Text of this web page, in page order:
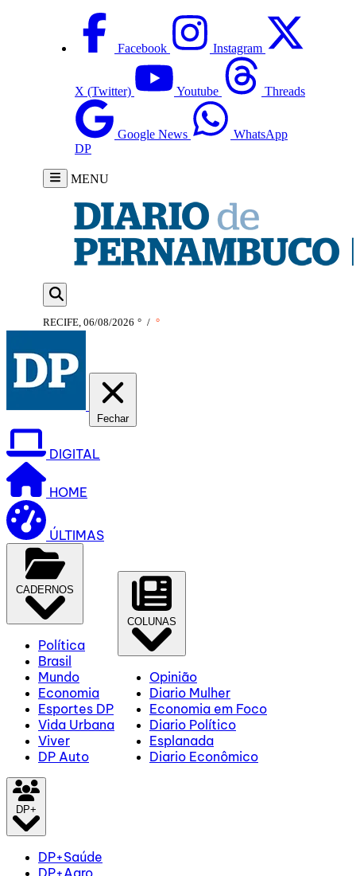
Facebook Instagram
X (Twitter) Youtube Threads
Google News
WhatsApp
DP
MENU
RECIFE, 06/08/2026 ° / °
Fechar
DIGITAL
HOME
ÚLTIMAS
CADERNOS
Política
Brasil
Mundo
Economia
Esportes DP
Vida Urbana
Viver
DP Auto
COLUNAS
Opinião
Diario Mulher
Economia em Foco
Diario Político
Esplanada
Diario Econômico
DP+
DP+Saúde